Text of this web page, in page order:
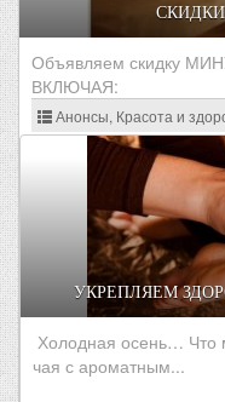
Объявляем скидку
ВКЛЮЧАЯ:
Анонсы, Красота и
УКРЕПЛЯЕМ
Холодная осень… Что
чая с ароматным...